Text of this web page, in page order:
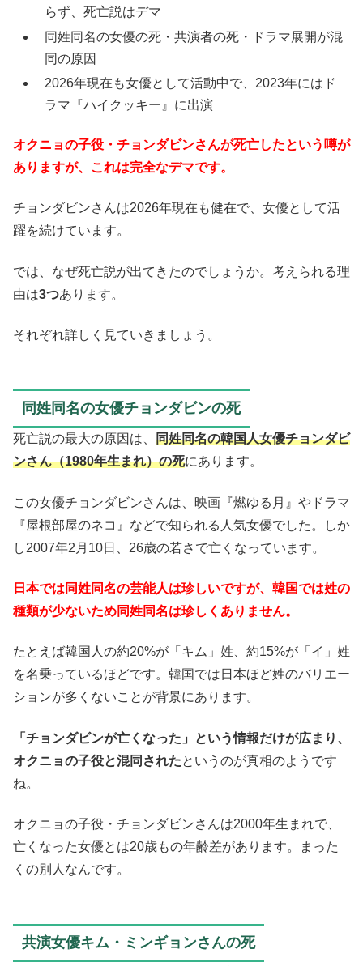
らず、死亡説はデマ
同姓同名の女優の死・共演者の死・ドラマ展開が混
同の原因
2026年現在も女優として活動中で、2023年にはド
ラマ『ハイクッキー』に出演
オクニョの子役・チョンダビンさんが死亡したという噂が
ありますが、これは完全なデマです。
チョンダビンさんは2026年現在も健在で、女優として活
躍を続けています。
では、なぜ死亡説が出てきたのでしょうか。考えられる理
由は3つあります。
それぞれ詳しく見ていきましょう。
同姓同名の女優チョンダビンの死
死亡説の最大の原因は、 同姓同名の韓国人女優チョンダビ
ンさん（1980年生まれ）の死にあります。
この女優チョンダビンさんは、映画『燃ゆる月』やドラマ
『屋根部屋のネコ』などで知られる人気女優でした。しか
し2007年2月10日、26歳の若さで亡くなっています。
日本では同姓同名の芸能人は珍しいですが、韓国では姓の
種類が少ないため同姓同名は珍しくありません。
たとえば韓国人の約20%が「キム」姓、約15%が「イ」姓
を名乗っているほどです。韓国では日本ほど姓のバリエー
ションが多くないことが背景にあります。
「チョンダビンが亡くなった」という情報だけが広まり、
オクニョの子役と混同されたというのが真相のようです
ね。
オクニョの子役・チョンダビンさんは2000年生まれで、
亡くなった女優とは20歳もの年齢差があります。まった
くの別人なんです。
共演女優キム・ミンギョンさんの死